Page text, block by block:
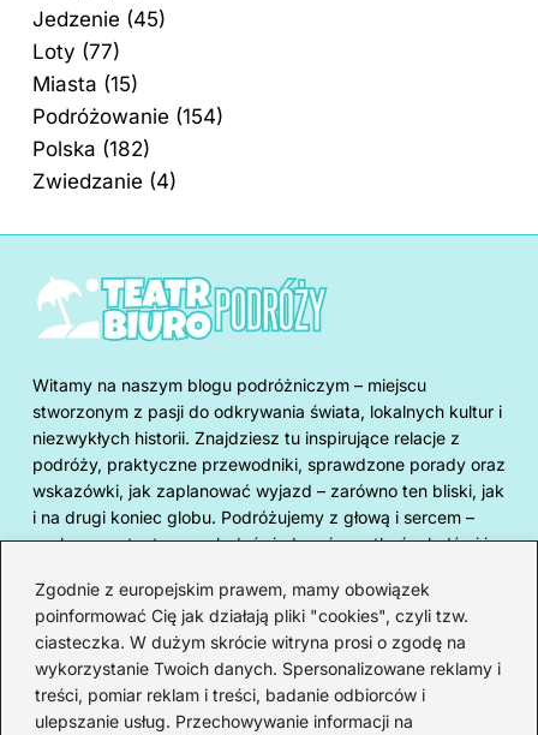
Zgodnie z europejskim prawem, mamy obowiązek
poinformować Cię jak działają pliki "cookies", czyli tzw.
ciasteczka. W dużym skrócie witryna prosi o zgodę na
wykorzystanie Twoich danych. Spersonalizowane reklamy i
treści, pomiar reklam i treści, badanie odbiorców i
ulepszanie usług. Przechowywanie informacji na
Jedzenie (45)
Loty (77)
Miasta (15)
Podróżowanie (154)
Polska (182)
Zwiedzanie (4)
Witamy na naszym blogu podróżniczym – miejscu
stworzonym z pasji do odkrywania świata, lokalnych kultur i
niezwykłych historii. Znajdziesz tu inspirujące relacje z
podróży, praktyczne przewodniki, sprawdzone porady oraz
wskazówki, jak zaplanować wyjazd – zarówno ten bliski, jak
i na drugi koniec globu. Podróżujemy z głową i sercem –
szukamy autentycznych doświadczeń, spotkań z ludźmi i
którzy marzą o wyprawach, ale też o tych, którzy szukają
konkretów: co warto zobaczyć, gdzie zjeść, jak się
przygotować i jak podróżować odpowiedzialnie.
Europa